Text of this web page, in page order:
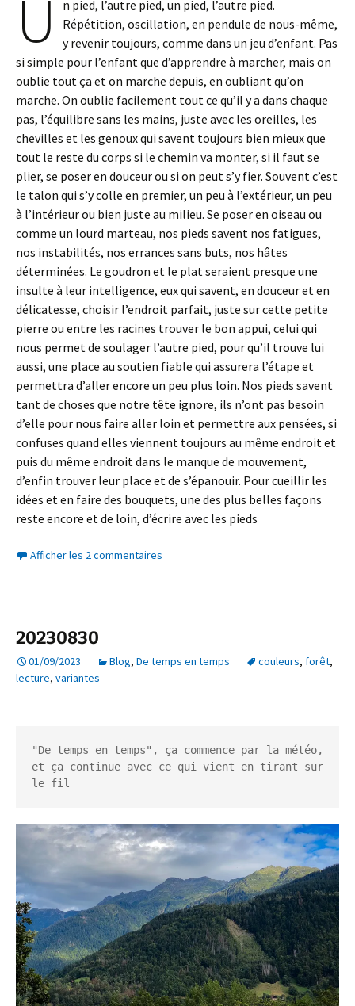
U
n pied, l’autre pied, un pied, l’autre pied.
Répétition, oscillation, en pendule de nous-même,
y revenir toujours, comme dans un jeu d’enfant. Pas
si simple pour l’enfant que d’apprendre à marcher, mais on
oublie tout ça et on marche depuis, en oubliant qu’on
marche. On oublie facilement tout ce qu’il y a dans chaque
pas, l’équilibre sans les mains, juste avec les oreilles, les
chevilles et les genoux qui savent toujours bien mieux que
tout le reste du corps si le chemin va monter, si il faut se
plier, se poser en douceur ou si on peut s’y fier. Souvent c’est
le talon qui s’y colle en premier, un peu à l’extérieur, un peu
à l’intérieur ou bien juste au milieu. Se poser en oiseau ou
comme un lourd marteau, nos pieds savent nos fatigues,
nos instabilités, nos errances sans buts, nos hâtes
déterminées. Le goudron et le plat seraient presque une
insulte à leur intelligence, eux qui savent, en douceur et en
délicatesse, choisir l’endroit parfait, juste sur cette petite
pierre ou entre les racines trouver le bon appui, celui qui
nous permet de soulager l’autre pied, pour qu’il trouve lui
aussi, une place au soutien fiable qui assurera l’étape et
permettra d’aller encore un peu plus loin. Nos pieds savent
tant de choses que notre tête ignore, ils n’ont pas besoin
d’elle pour nous faire aller loin et permettre aux pensées, si
confuses quand elles viennent toujours au même endroit et
puis du même endroit dans le manque de mouvement,
d’enfin trouver leur place et de s’épanouir. Pour cueillir les
idées et en faire des bouquets, une des plus belles façons
reste encore et de loin, d’écrire avec les pieds
Afficher les 2 commentaires
20230830
01/09/2023 Blog, De temps en temps couleurs, forêt,
lecture, variantes
"De temps en temps", ça commence par la météo,
et ça continue avec ce qui vient en tirant sur
le fil